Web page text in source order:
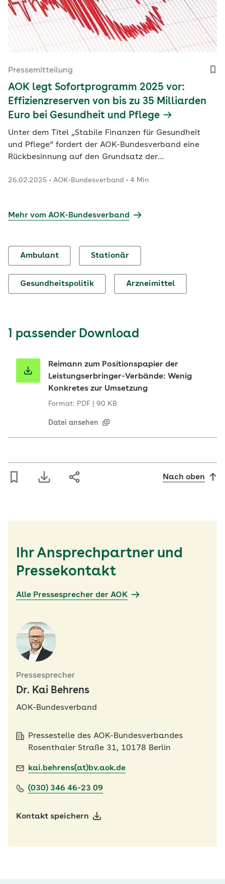
Pressemitteilung
AOK legt Sofortprogramm 2025 vor:
Effizienzreserven von bis zu 35 Milliarden
Euro bei Gesundheit und Pflege
Unter dem Titel „Stabile Finanzen für Gesundheit
und Pflege“ fordert der AOK-Bundesverband eine
Rückbesinnung auf den Grundsatz der
26.02.2025 AOK-Bundesverband 4 Min
Mehr vom AOK-Bundesverband
Ambulant Stationär
Gesundheitspolitik Arzneimittel
1 passender Download
Reimann zum Positionspapier der
Leistungserbringer-Verbände: Wenig
Konkretes zur Umsetzung
Format: PDF 90 KB
Datei ansehen
Nach oben
Ihr Ansprechpartner und
Pressekontakt
Alle Pressesprecher der AOK
Pressesprecher
Dr. Kai Behrens
AOK-Bundesverband
Pressestelle des AOK-Bundesverbandes
Rosenthaler Straße 31, 10178 Berlin
kai.behrens(at)bv.aok.de
(030) 346 46-23 09
Kontakt speichern